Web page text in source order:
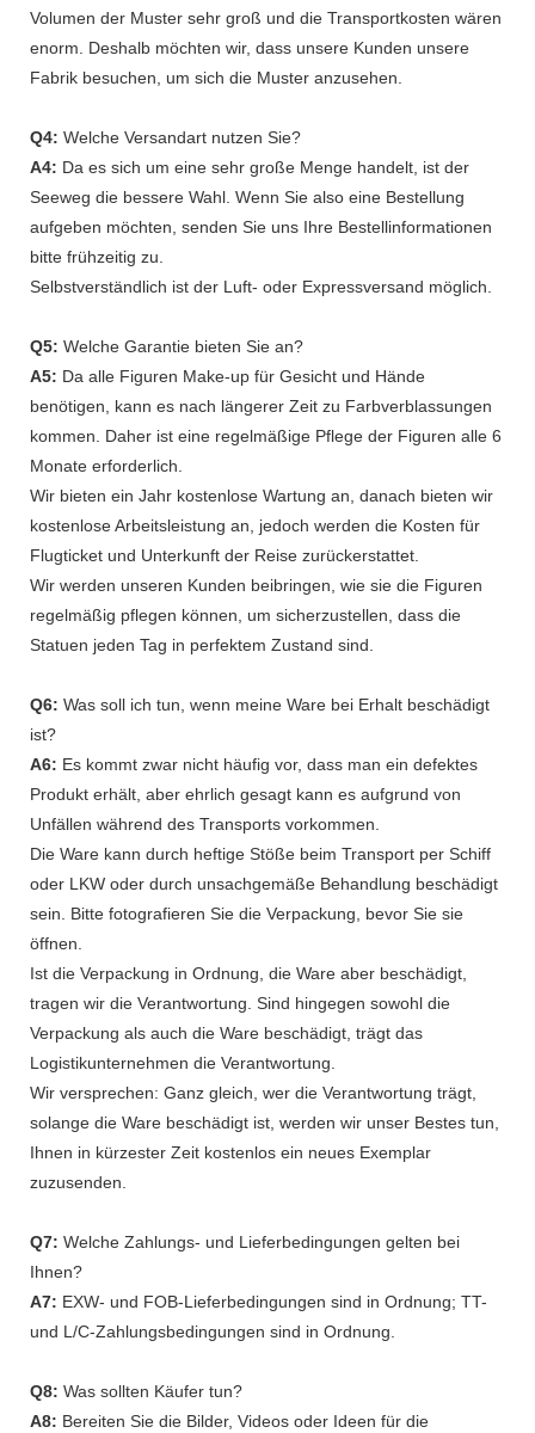
Volumen der Muster sehr groß und die Transportkosten wären
enorm. Deshalb möchten wir, dass unsere Kunden unsere
Fabrik besuchen, um sich die Muster anzusehen.
Q4: Welche Versandart nutzen Sie?
A4: Da es sich um eine sehr große Menge handelt, ist der
Seeweg die bessere Wahl. Wenn Sie also eine Bestellung
aufgeben möchten, senden Sie uns Ihre Bestellinformationen
bitte frühzeitig zu.
Selbstverständlich ist der Luft- oder Expressversand möglich.
Q5: Welche Garantie bieten Sie an?
A5: Da alle Figuren Make-up für Gesicht und Hände
benötigen, kann es nach längerer Zeit zu Farbverblassungen
kommen. Daher ist eine regelmäßige Pflege der Figuren alle 6
Monate erforderlich.
Wir bieten ein Jahr kostenlose Wartung an, danach bieten wir
kostenlose Arbeitsleistung an, jedoch werden die Kosten für
Flugticket und Unterkunft der Reise zurückerstattet.
Wir werden unseren Kunden beibringen, wie sie die Figuren
regelmäßig pflegen können, um sicherzustellen, dass die
Statuen jeden Tag in perfektem Zustand sind.
Q6: Was soll ich tun, wenn meine Ware bei Erhalt beschädigt
ist?
A6: Es kommt zwar nicht häufig vor, dass man ein defektes
Produkt erhält, aber ehrlich gesagt kann es aufgrund von
Unfällen während des Transports vorkommen.
Die Ware kann durch heftige Stöße beim Transport per Schiff
oder LKW oder durch unsachgemäße Behandlung beschädigt
sein. Bitte fotografieren Sie die Verpackung, bevor Sie sie
öffnen.
Ist die Verpackung in Ordnung, die Ware aber beschädigt,
tragen wir die Verantwortung. Sind hingegen sowohl die
Verpackung als auch die Ware beschädigt, trägt das
Logistikunternehmen die Verantwortung.
Wir versprechen: Ganz gleich, wer die Verantwortung trägt,
solange die Ware beschädigt ist, werden wir unser Bestes tun,
Ihnen in kürzester Zeit kostenlos ein neues Exemplar
zuzusenden.
Q7: Welche Zahlungs- und Lieferbedingungen gelten bei
Ihnen?
A7: EXW- und FOB-Lieferbedingungen sind in Ordnung; TT-
und L/C-Zahlungsbedingungen sind in Ordnung.
Q8: Was sollten Käufer tun?
A8: Bereiten Sie die Bilder, Videos oder Ideen für die